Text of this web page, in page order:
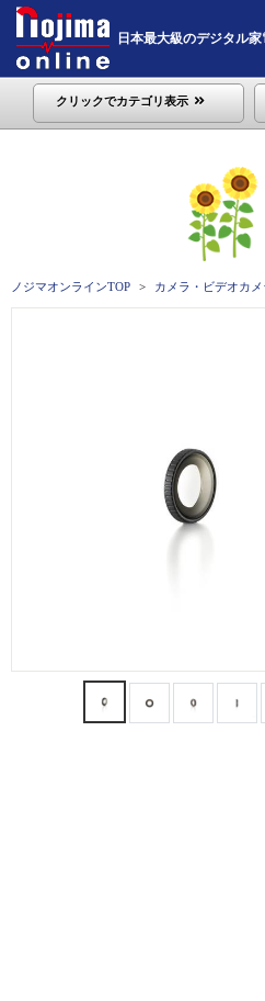
日本最大級のデジタル
クリックでカテゴリ表示
ノジマオンラインTOP カメラ・ビデオカ